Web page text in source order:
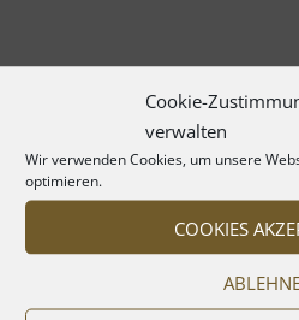
Cookie-
verwalten
Wir verwenden Cookies, um unsere
optimieren.
COOKIES